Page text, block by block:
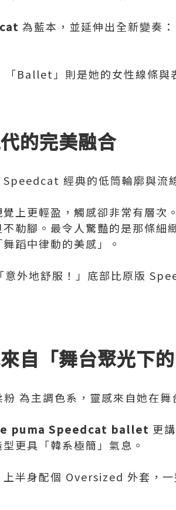
為藍本，並延伸出全新變奏：
「Ballet」則是她的女性線條與
的完美融合
Speedcat 經典的低筒輪廓與流
上更輕盈，觸感卻非常有層次。
勒腳。最令人驚豔的是那條細
蹈中律動的美感」。
意外地舒服！」底部比原版
自「舞台聚光下的
為主調色系，靈感來自她在
puma Speedcat ballet 更
更具「韓系極簡」氣息。
半身配個 Oversized 外套，